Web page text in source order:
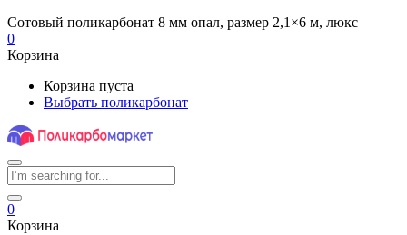
Сотовый поликарбонат 8 мм опал, размер 2,1×6 м, люкс
0
Корзина
Корзина пуста
Выбрать поликарбонат
0
Корзина